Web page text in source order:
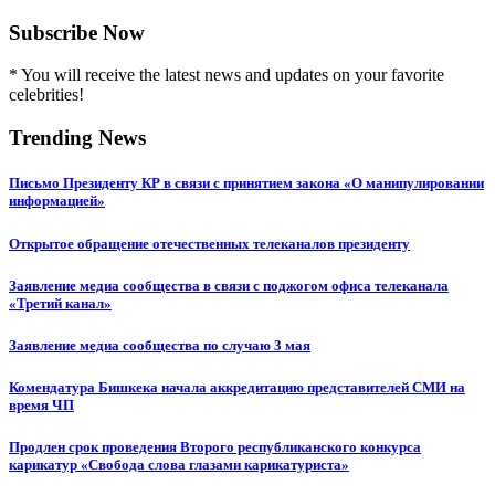
Subscribe Now
* You will receive the latest news and updates on your favorite
celebrities!
Trending News
Письмо Президенту КР в связи с принятием закона «О манипулировании
информацией»
Открытое обращение отечественных телеканалов президенту
Заявление медиа сообщества в связи с поджогом офиса телеканала
«Третий канал»
Заявление медиа сообщества по случаю 3 мая
Комендатура Бишкека начала аккредитацию представителей СМИ на
время ЧП
Продлен срок проведения Второго республиканского конкурса
карикатур «Свобода слова глазами карикатуриста»